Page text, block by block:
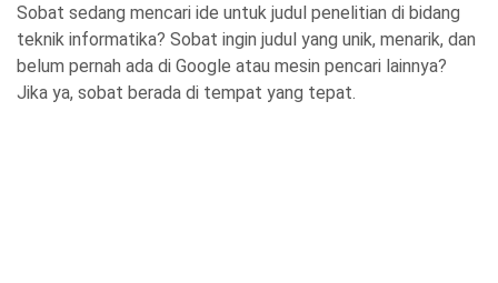
Sobat sedang mencari ide untuk judul penelitian di bidang
teknik informatika? Sobat ingin judul yang unik, menarik, dan
belum pernah ada di Google atau mesin pencari lainnya?
Jika ya, sobat berada di tempat yang tepat.